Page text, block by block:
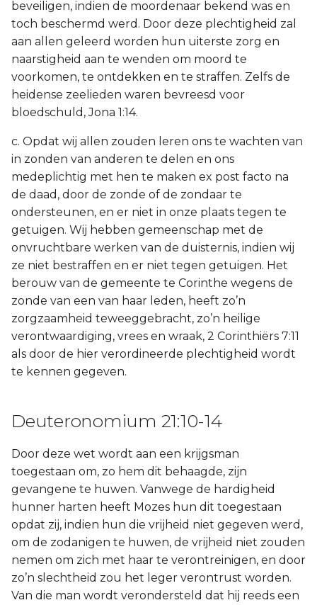
beveiligen, indien de moordenaar bekend was en
toch beschermd werd. Door deze plechtigheid zal
aan allen geleerd worden hun uiterste zorg en
naarstigheid aan te wenden om moord te
voorkomen, te ontdekken en te straffen. Zelfs de
heidense zeelieden waren bevreesd voor
bloedschuld, Jona 1:14.
c. Opdat wij allen zouden leren ons te wachten van
in zonden van anderen te delen en ons
medeplichtig met hen te maken ex post facto na
de daad, door de zonde of de zondaar te
ondersteunen, en er niet in onze plaats tegen te
getuigen. Wij hebben gemeenschap met de
onvruchtbare werken van de duisternis, indien wij
ze niet bestraffen en er niet tegen getuigen. Het
berouw van de gemeente te Corinthe wegens de
zonde van een van haar leden, heeft zo’n
zorgzaamheid teweeggebracht, zo’n heilige
verontwaardiging, vrees en wraak, 2 Corinthiërs 7:11
als door de hier verordineerde plechtigheid wordt
te kennen gegeven.
Deuteronomium 21:10-14
Door deze wet wordt aan een krijgsman
toegestaan om, zo hem dit behaagde, zijn
gevangene te huwen. Vanwege de hardigheid
hunner harten heeft Mozes hun dit toegestaan
opdat zij, indien hun die vrijheid niet gegeven werd,
om de zodanigen te huwen, de vrijheid niet zouden
nemen om zich met haar te verontreinigen, en door
zo’n slechtheid zou het leger verontrust worden.
Van die man wordt verondersteld dat hij reeds een